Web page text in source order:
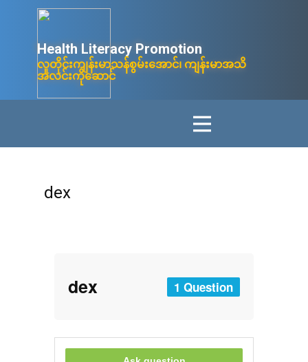
Health Litera​cy ​Promotion
လူတိုင်းကျန်းမာသန်စွမ်းအောင်၊ ကျန်းမာအသိ
အလင်းကိုဆောင်
dex
dex 1 Question